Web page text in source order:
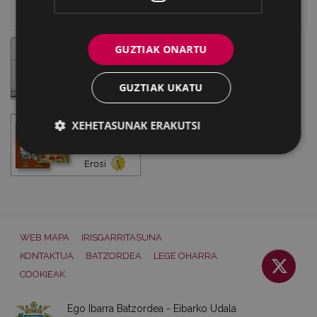
WEB MAPA
IRISGARRITASUNA
KONTAKTUA
BATZORDEA
LEGE OHARRA
COOKIEAK
Ego Ibarra Batzordea - Eibarko Udala
GUZTIAK ONARTU
GUZTIAK UKATU
XEHETASUNAK ERAKUTSI